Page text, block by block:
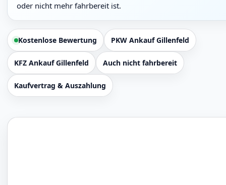
oder nicht mehr fahrbereit ist.
Kostenlose Bewertung PKW Ankauf Gillenfeld
KFZ Ankauf Gillenfeld Auch nicht fahrbereit
Kaufvertrag & Auszahlung